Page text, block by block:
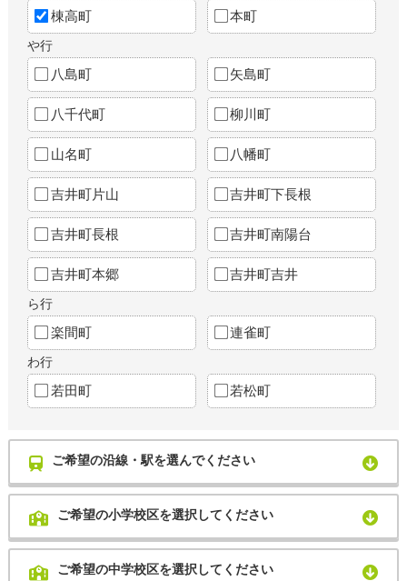
棟高町 本町
や行
八島町 矢島町
八千代町 柳川町
山名町 八幡町
吉井町片山 吉井町下長根
吉井町長根 吉井町南陽台
吉井町本郷 吉井町吉井
ら行
楽間町 連雀町
わ行
若田町 若松町
ご希望の沿線・駅を選んでください
ご希望の小学校区を選択してください
ご希望の中学校区を選択してください